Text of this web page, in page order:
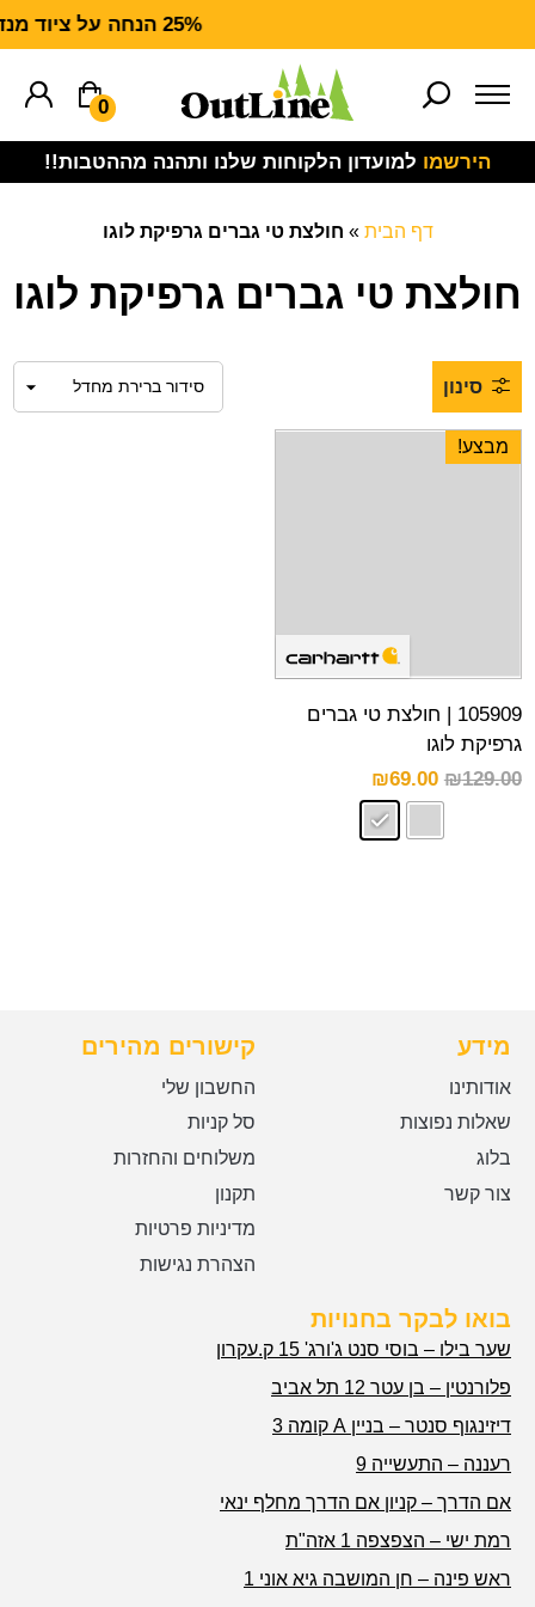
25% הנחה על ציוד מנדף CARHARTT FORCE
0
הירשמו למועדון הלקוחות שלנו ותהנה מההטבות!!
דף הבית » חולצת טי גברים גרפיקת לוגו
חולצת טי גברים גרפיקת לוגו
סינון
מבצע!
105909 | חולצת טי גברים
גרפיקת לוגו
₪129.00
₪69.00
מידע
אודותינו
שאלות נפוצות
בלוג
צור קשר
קישורים מהירים
החשבון שלי
סל קניות
משלוחים והחזרות
תקנון
מדיניות פרטיות
הצהרת נגישות
בואו לבקר בחנויות
שער בילו – בוסי סנט ג'ורג' 15 ק.עקרון
פלורנטין – בן עטר 12 תל אביב
דיזינגוף סנטר – בניין A קומה 3
רעננה – התעשייה 9
אם הדרך – קניון אם הדרך מחלף ינאי
רמת ישי – הצפצפה 1 אזה"ת
ראש פינה – חן המושבה גיא אוני 1